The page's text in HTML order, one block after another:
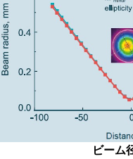
ビーム